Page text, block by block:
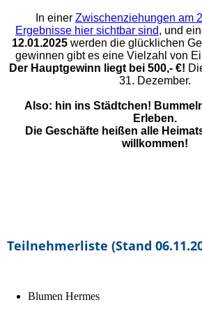
In einer Zwischenziehungen am
Ergebnisse hier sichtbar sind, und
12.01.2025 werden die glücklichen
gewinnen gibt es eine Vielzahl von
Der Hauptgewinn liegt bei 500,- €!
31. Dezember.
Also: hin ins Städtchen!
Erleben.
Die Geschäfte heißen alle
willkommen!
Teilnehmerliste (Stand
Blumen Hermes